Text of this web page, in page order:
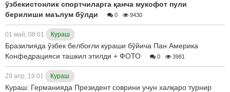
ўзбекистонлик спортчиларга қанча мукофот пули
берилиши маълум бўлди
0 9430
01 май, 08:01 Кураш
Бразилияда ўзбек белбоғли кураши бўйича Пан Америка
Конфедрацияси ташкил этилди + ФОТО
0 3981
29 апр, 19:01 Кураш
Кураш: Германияда Президент соврини учун халқаро турнир